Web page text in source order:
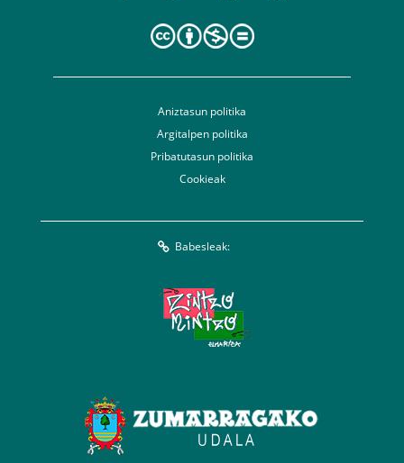
Aniztasun politika
Argitalpen politika
Pribatutasun politika
Cookieak
Babesleak: